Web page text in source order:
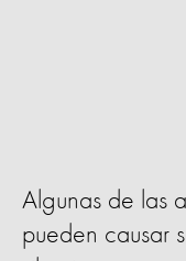
Algunas de las
pueden causar